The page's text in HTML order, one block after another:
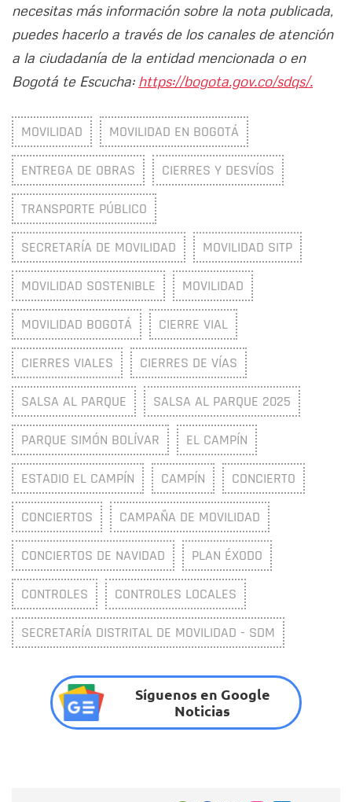
necesitas más información sobre la nota publicada,
puedes hacerlo a través de los canales de atención
a la ciudadanía de la entidad mencionada o en
Bogotá te Escucha: https://bogota.gov.co/sdqs/.
MOVILIDAD MOVILIDAD EN BOGOTÁ
ENTREGA DE OBRAS CIERRES Y DESVÍOS
TRANSPORTE PÚBLICO
SECRETARÍA DE MOVILIDAD MOVILIDAD SITP
MOVILIDAD SOSTENIBLE MOVILIDAD
MOVILIDAD BOGOTÁ CIERRE VIAL
CIERRES VIALES CIERRES DE VÍAS
SALSA AL PARQUE SALSA AL PARQUE 2025
PARQUE SIMÓN BOLÍVAR EL CAMPÍN
ESTADIO EL CAMPÍN CAMPÍN CONCIERTO
CONCIERTOS CAMPAÑA DE MOVILIDAD
CONCIERTOS DE NAVIDAD PLAN ÉXODO
CONTROLES CONTROLES LOCALES
SECRETARÍA DISTRITAL DE MOVILIDAD - SDM
Síguenos en Google
Noticias